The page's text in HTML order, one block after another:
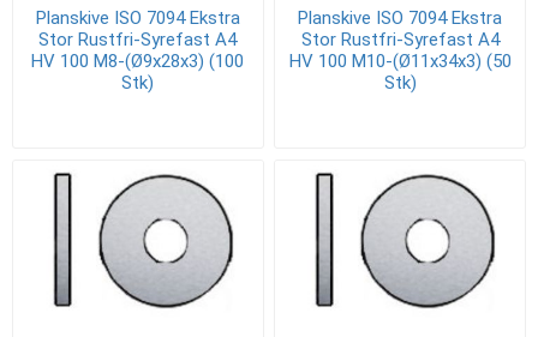
Planskive ISO 7094 Ekstra
Stor Rustfri-Syrefast A4
HV 100 M8-(Ø9x28x3) (100
Stk)
Planskive ISO 7094 Ekstra
Stor Rustfri-Syrefast A4
HV 100 M10-(Ø11x34x3) (50
Stk)